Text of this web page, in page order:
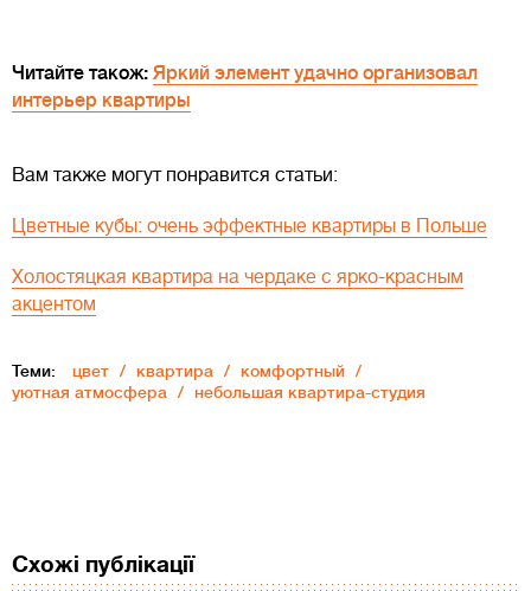
Читайте також: Яркий элемент удачно организовал
интерьер квартиры
Вам также могут понравится статьи:
Цветные кубы: очень эффектные квартиры в Польше
Холостяцкая квартира на чердаке с ярко-красным
акцентом
Теми: цвет квартира
комфортный
уютная атмосфера
небольшая квартира-студия
Схожі публікації